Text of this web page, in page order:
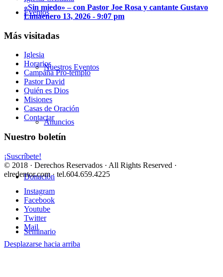
Eventos
Nuestros Eventos
Anuncios
Donación
Seminario
«Sin miedo» – con Pastor Joe Rosa y cantante Gustavo
Limaenero 13, 2026 - 9:07 pm
Más visitadas
Iglesia
Horarios
Campaña Pro-templo
Pastor David
Quién es Dios
Misiones
Casas de Oración
Contactar
Nuestro boletín
¡Suscríbete!
© 2018 · Derechos Reservados · All Rights Reserved ·
elredentor.com · tel.604.659.4225
Instagram
Facebook
Youtube
Twitter
Mail
Desplazarse hacia arriba